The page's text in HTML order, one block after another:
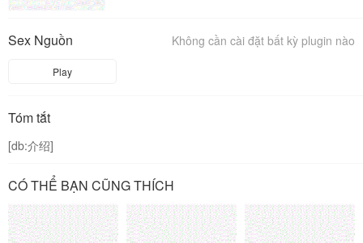
Không cần cài đặt bất kỳ plugin nào
Sex Nguồn
Play
Tóm tắt
[db:介绍]
CÓ THỂ BẠN CŨNG THÍCH